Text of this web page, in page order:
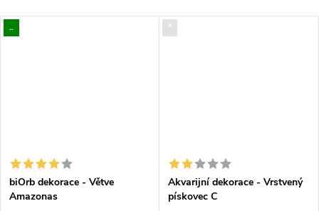
..
biOrb dekorace - Větve
Amazonas
*
Akvarijní dekorace - Vrstvený
pískovec C